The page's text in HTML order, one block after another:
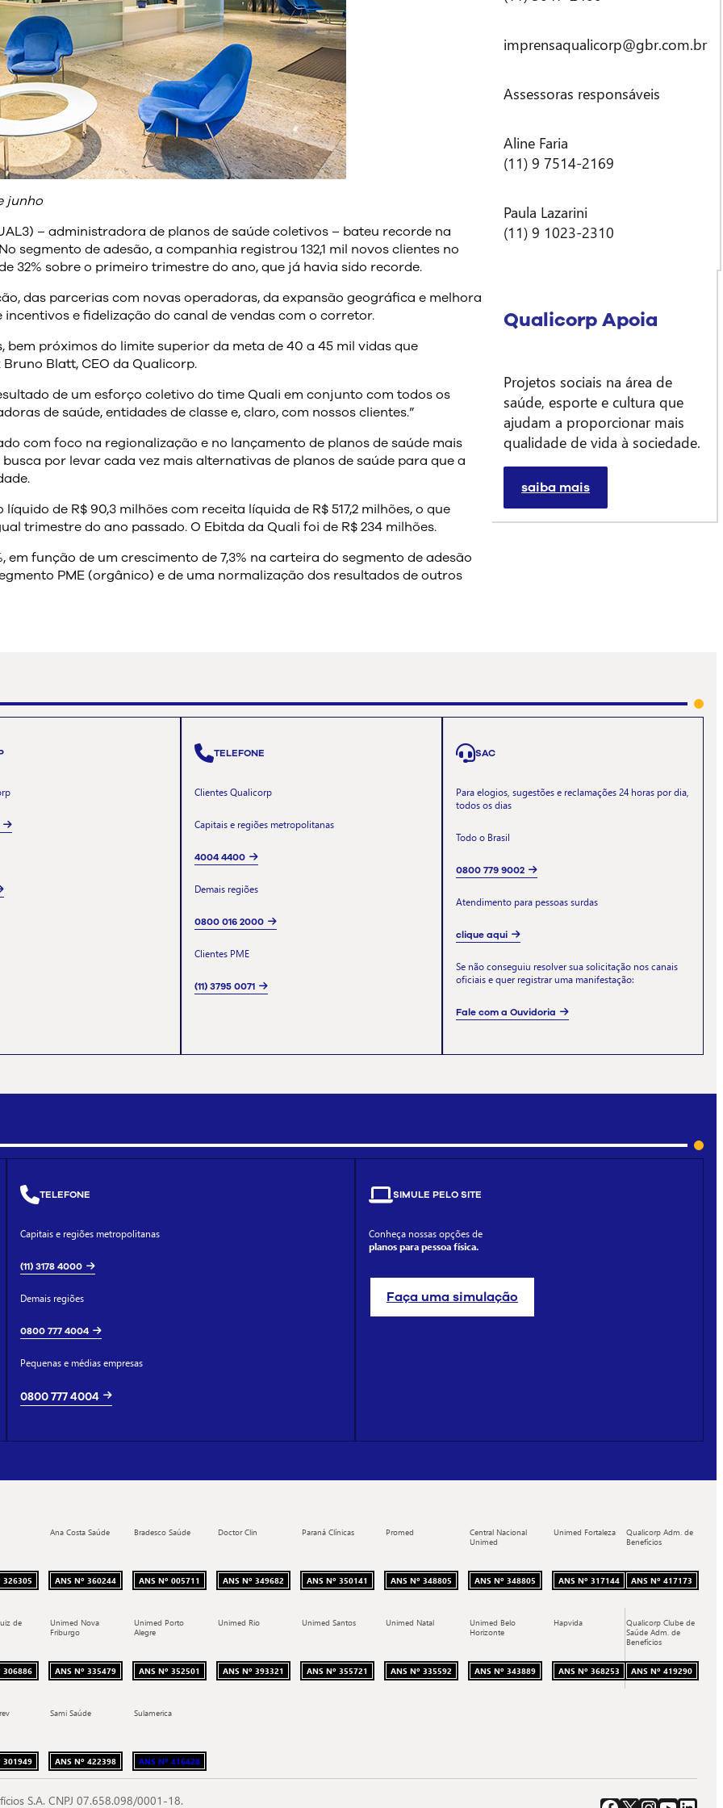
junho
– administradora de planos de saúde coletivos – bateu recorde na
segmento de adesão, a companhia registrou 132,1 mil novos clientes no
32% sobre o primeiro trimestre do ano, que já havia sido recorde.
das parcerias com novas operadoras, da expansão geográfica e melhora
e fidelização do canal de vendas com o corretor.
bem próximos do limite superior da meta de 40 a 45 mil vidas que
Blatt, CEO da Qualicorp.
de um esforço coletivo do time Quali em conjunto com todos os
de saúde, entidades de classe e, claro, com nossos clientes.”
com foco na regionalização e no lançamento de planos de saúde mais
por levar cada vez mais alternativas de planos de saúde para que a
de R$ 90,3 milhões com receita líquida de R$ 517,2 milhões, o que
trimestre do ano passado. O Ebitda da Quali foi de R$ 234 milhões.
em função de um crescimento de 7,3% na carteira do segmento de adesão
PME (orgânico) e de uma normalização dos resultados de outros
imprensaqualicorp@gbr.com.br
Assessoras responsáveis
Aline Faria
(11) 9 7514-2169
Paula Lazarini
(11) 9 1023-2310
Qualicorp Apoia
Projetos sociais na área de
saúde, esporte e cultura que
ajudam a proporcionar mais
qualidade de vida à sociedade.
saiba mais
TELEFONE
Clientes Qualicorp
Capitais e regiões metropolitanas
4004 4400
Demais regiões
0800 016 2000
Clientes PME
(11) 3795 0071
SAC
Para elogios, sugestões e reclamações 24 horas por dia,
todos os dias
Todo o Brasil
0800 779 9002
Atendimento para pessoas surdas
clique aqui
Se não conseguiu resolver sua solicitação nos canais
oficiais e quer registrar uma manifestação:
Fale com a Ouvidoria
TELEFONE
Capitais e regiões metropolitanas
(11) 3178 4000
Demais regiões
0800 777 4004
Pequenas e médias empresas
0800 777 4004
SIMULE PELO SITE
Conheça nossas opções de
planos para pessoa física.
Faça uma simulação
326305
Ana Costa Saúde
ANS Nº 360244
Bradesco Saúde
ANS Nº 005711
Doctor Clin
ANS Nº 349682
Paraná Clínicas
ANS Nº 350141
Promed
ANS Nº 348805
Central Nacional
Unimed
ANS Nº 348805
Unimed Fortaleza
ANS Nº 317144
de
306886
Unimed Nova
Friburgo
ANS Nº 335479
Unimed Porto
Alegre
ANS Nº 352501
Unimed Rio
ANS Nº 393321
Unimed Santos
ANS Nº 355721
Unimed Natal
ANS Nº 335592
Unimed Belo
Horizonte
ANS Nº 343889
Hapvida
ANS Nº 368253
301949
Sami Saúde
ANS Nº 422398
Sulamerica
ANS Nº 416428
Qualicorp Adm. de
Benefícios
ANS Nº 417173
Qualicorp Clube de
Saúde Adm. de
Benefícios
ANS Nº 419290
S.A. CNPJ 07.658.098/0001-18.